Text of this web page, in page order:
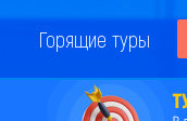
Горящие туры